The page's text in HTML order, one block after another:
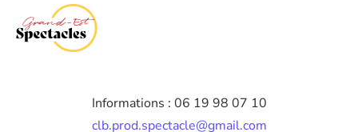
Informations : 06 19 98 07 10
clb.prod.spectacle@gmail.com